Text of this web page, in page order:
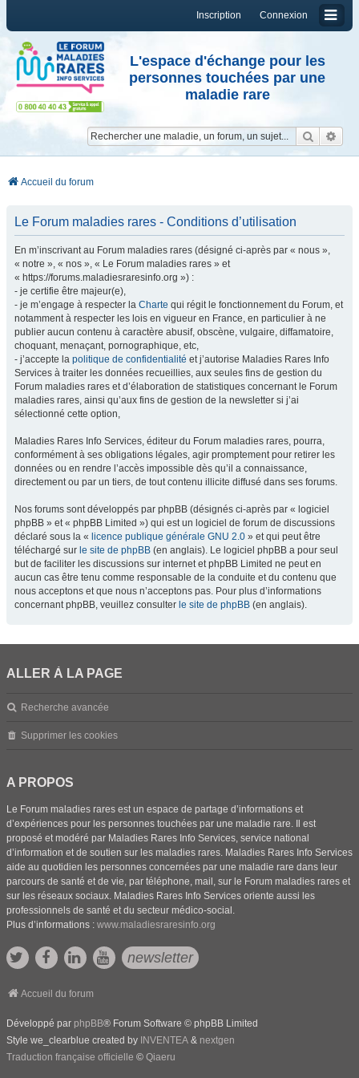
Connexion
Inscription
L'espace d'échange pour les
personnes touchées par une
maladie rare
Accueil du forum
Le Forum maladies rares - Conditions d’utilisation
En m’inscrivant au Forum maladies rares (désigné ci-après par « nous »,
« notre », « nos », « Le Forum maladies rares » et
« https://forums.maladiesraresinfo.org ») :
- je certifie être majeur(e),
- je m’engage à respecter la Charte qui régit le fonctionnement du Forum, et
notamment à respecter les lois en vigueur en France, en particulier à ne
publier aucun contenu à caractère abusif, obscène, vulgaire, diffamatoire,
choquant, menaçant, pornographique, etc,
- j’accepte la politique de confidentialité et j’autorise Maladies Rares Info
Services à traiter les données recueillies, aux seules fins de gestion du
Forum maladies rares et d’élaboration de statistiques concernant le Forum
maladies rares, ainsi qu’aux fins de gestion de la newsletter si j’ai
sélectionné cette option,
Maladies Rares Info Services, éditeur du Forum maladies rares, pourra,
conformément à ses obligations légales, agir promptement pour retirer les
données ou en rendre l’accès impossible dès qu’il a connaissance,
directement ou par un tiers, de tout contenu illicite diffusé dans ses forums.
Nos forums sont développés par phpBB (désignés ci-après par « logiciel
phpBB » et « phpBB Limited ») qui est un logiciel de forum de discussions
déclaré sous la « licence publique générale GNU 2.0 » et qui peut être
téléchargé sur le site de phpBB (en anglais). Le logiciel phpBB a pour seul
but de faciliter les discussions sur internet et phpBB Limited ne peut en
aucun cas être tenu comme responsable de la conduite et du contenu que
nous acceptons et que nous n’acceptons pas. Pour plus d’informations
concernant phpBB, veuillez consulter le site de phpBB (en anglais).
ALLER À LA PAGE
Recherche avancée
Supprimer les cookies
A PROPOS
Le Forum maladies rares est un espace de partage d’informations et
d’expériences pour les personnes touchées par une maladie rare. Il est
proposé et modéré par Maladies Rares Info Services, service national
d’information et de soutien sur les maladies rares. Maladies Rares Info Services
aide au quotidien les personnes concernées par une maladie rare dans leur
parcours de santé et de vie, par téléphone, mail, sur le Forum maladies rares et
sur les réseaux sociaux. Maladies Rares Info Services oriente aussi les
professionnels de santé et du secteur médico-social.
Plus d’informations : www.maladiesraresinfo.org
newsletter
Accueil du forum
Développé par phpBB® Forum Software © phpBB Limited
Style we_clearblue created by INVENTEA & nextgen
Traduction française officielle © Qiaeru